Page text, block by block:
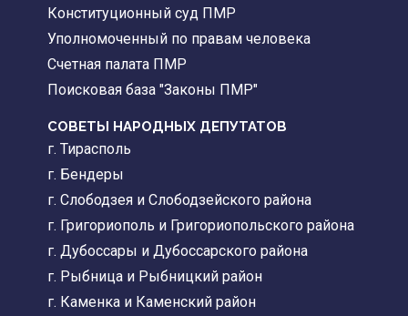
Конституционный суд ПМР
Уполномоченный по правам человека
Счетная палата ПМР
Поисковая база "Законы ПМР"
СОВЕТЫ НАРОДНЫХ ДЕПУТАТОВ
г. Тирасполь
г. Бендеры
г. Слободзея и Слободзейского района
г. Григориополь и Григориопольского района
г. Дубоссары и Дубоссарского района
г. Рыбница и Рыбницкий район
г. Каменка и Каменский район